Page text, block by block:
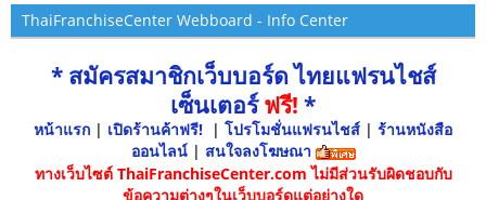
ThaiFranchiseCenter Webboard - Info Center
* สมัครสมาชิกเว็บบอร์ด ไทยแฟรนไชส์
เซ็นเตอร์ฟรี! *
หน้าแรก | เปิดร้านค้าฟรี! | โปรโมชั่นแฟรนไชส์ | ร้านหนังสือ
ออนไลน์ | สนใจลงโฆษณา
ทางเว็บไซต์ ThaiFranchiseCenter.com ไม่มีส่วนรับผิดชอบกับ
ข้อความต่างๆในเว็บบอร์ดแต่อย่างใด